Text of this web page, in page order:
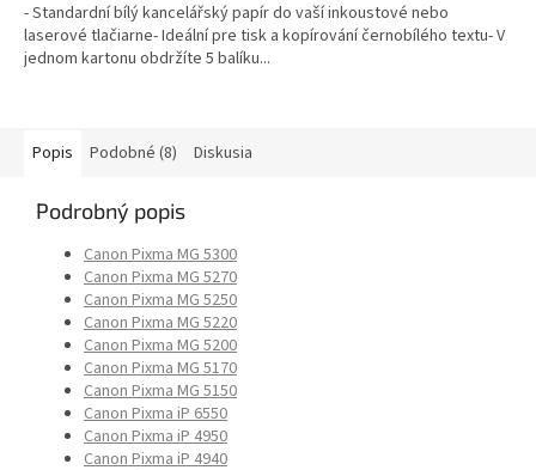
- Standardní bílý kancelářský papír do vaší inkoustové nebo
laserové tlačiarne- Ideální pre tisk a kopírování černobílého textu- V
jednom kartonu obdržíte 5 balíku...
Popis Podobné (8) Diskusia
Podrobný popis
Canon Pixma MG 5300
Canon Pixma MG 5270
Canon Pixma MG 5250
Canon Pixma MG 5220
Canon Pixma MG 5200
Canon Pixma MG 5170
Canon Pixma MG 5150
Canon Pixma iP 6550
Canon Pixma iP 4950
Canon Pixma iP 4940